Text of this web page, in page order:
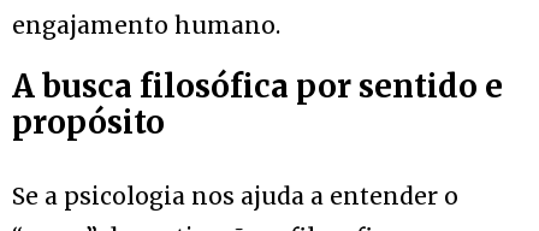
engajamento humano.
A busca filosófica por sentido e
propósito
Se a psicologia nos ajuda a entender o